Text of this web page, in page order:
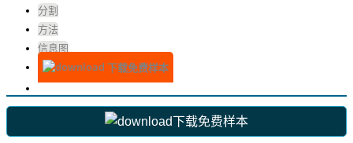
分割
方法
信息图
下载免费样本
下载免费样本